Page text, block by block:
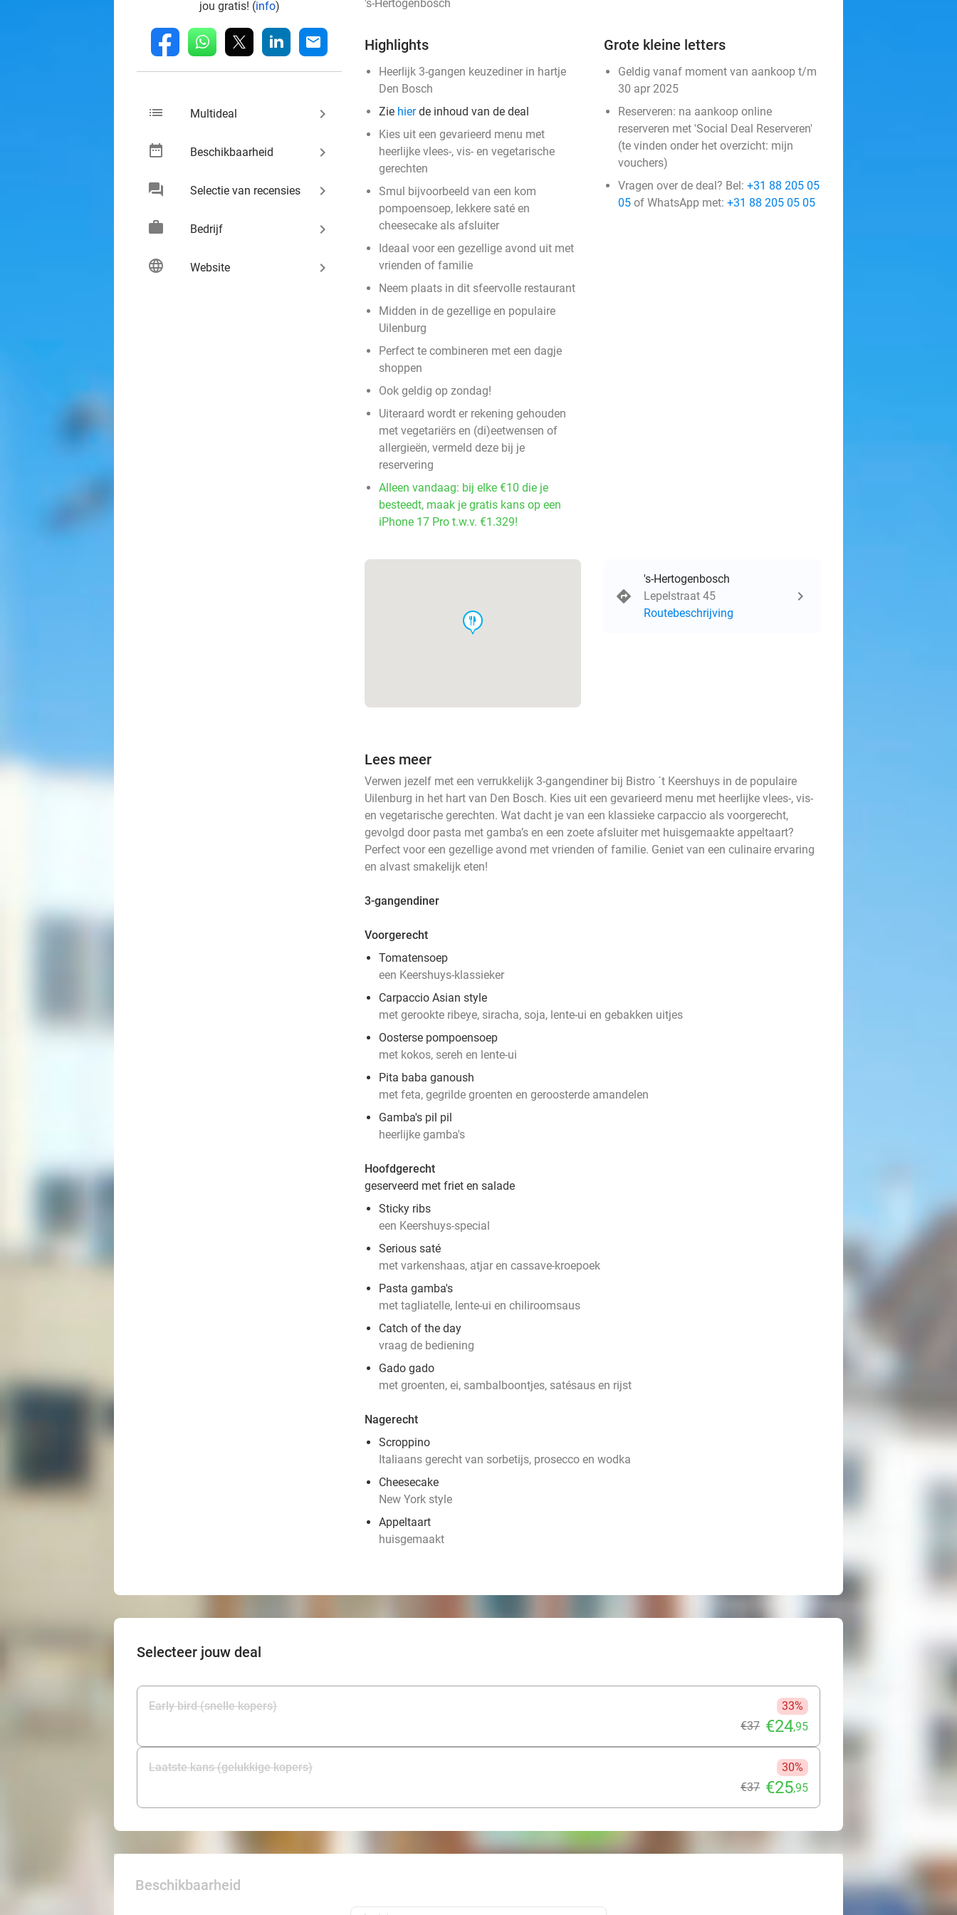
jou gratis! (info)
fb whatsapp linkedin mail
list Multideal keyboard_arrow_right
date_range Beschikbaarheid keyboard_arrow_right
chat Selectie van recensies keyboard_arrow_right
work Bedrijf keyboard_arrow_right
language Website keyboard_arrow_right
's-Hertogenbosch
Highlights
Heerlijk 3-gangen keuzediner in hartje
Den Bosch
Zie hierde inhoud van de deal
Kies uit een gevarieerd menu met
heerlijke vlees-, vis- en vegetarische
gerechten
Smul bijvoorbeeld van een kom
pompoensoep, lekkere saté en
cheesecake als afsluiter
Ideaal voor een gezellige avond uit met
vrienden of familie
Neem plaats in dit sfeervolle restaurant
Midden in de gezellige en populaire
Uilenburg
Perfect te combineren met een dagje
shoppen
Ook geldig op zondag!
Uiteraard wordt er rekening gehouden
met vegetariërs en (di)eetwensen of
allergieën, vermeld deze bij je
reservering
Alleen vandaag: bij elke €10 die je
besteedt, maak je gratis kans op een
iPhone 17 Pro t.w.v. €1.329!
Grote kleine letters
Geldig vanaf moment van aankoop t/m
30 apr 2025
Reserveren: na aankoop online
reserveren met 'Social Deal Reserveren'
(te vinden onder het overzicht: mijn
vouchers)
Vragen over de deal? Bel: +31 88 205 05
05 of WhatsApp met: +31 88 205 05 05
food
's-Hertogenbosch
Lepelstraat 45
Routebeschrijving
Lees meer
Verwen jezelf met een verrukkelijk 3-gangendiner bij Bistro ´t Keershuys in de populaire
Uilenburg in het hart van Den Bosch. Kies uit een gevarieerd menu met heerlijke vlees-, vis-
en vegetarische gerechten. Wat dacht je van een klassieke carpaccio als voorgerecht,
gevolgd door pasta met gamba’s en een zoete afsluiter met huisgemaakte appeltaart?
Perfect voor een gezellige avond met vrienden of familie. Geniet van een culinaire ervaring
en alvast smakelijk eten!
3-gangendiner
Voorgerecht
Tomatensoep
een Keershuys-klassieker
Carpaccio Asian style
met gerookte ribeye, siracha, soja, lente-ui en gebakken uitjes
Oosterse pompoensoep
met kokos, sereh en lente-ui
Pita baba ganoush
met feta, gegrilde groenten en geroosterde amandelen
Gamba's pil pil
heerlijke gamba's
Hoofdgerecht
geserveerd met friet en salade
Sticky ribs
een Keershuys-special
Serious saté
met varkenshaas, atjar en cassave-kroepoek
Pasta gamba's
met tagliatelle, lente-ui en chiliroomsaus
Catch of the day
vraag de bediening
Gado gado
met groenten, ei, sambalboontjes, satésaus en rijst
Nagerecht
Scroppino
Italiaans gerecht van sorbetijs, prosecco en wodka
Cheesecake
New York style
Appeltaart
huisgemaakt
Selecteer jouw deal
Early bird (snelle kopers)
33%
€37 €24,95
Laatste kans (gelukkige kopers)
30%
€37 €25,95
Beschikbaarheid